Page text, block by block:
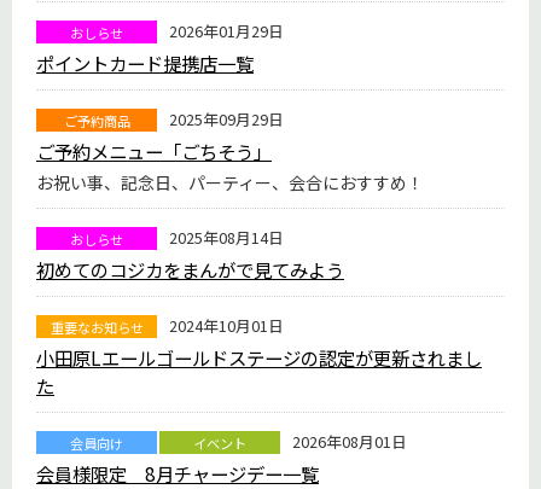
2026年01月29日
おしらせ
ポイントカード提携店一覧
2025年09月29日
ご予約商品
ご予約メニュー「ごちそう」
お祝い事、記念日、パーティー、会合におすすめ！
2025年08月14日
おしらせ
初めてのコジカをまんがで見てみよう
2024年10月01日
重要なお知らせ
小田原Lエールゴールドステージの認定が更新されまし
た
2026年08月01日
会員向け イベント
会員様限定 8月チャージデー一覧